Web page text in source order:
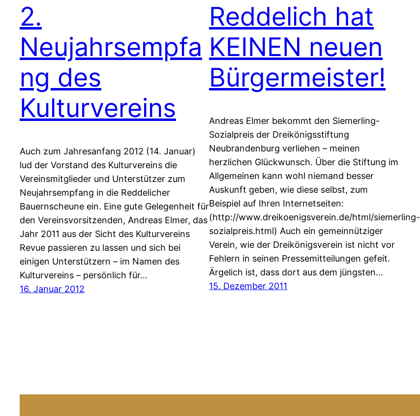
2.
Neujahrsempfa
ng des
Kulturvereins
Auch zum Jahresanfang 2012 (14. Januar)
lud der Vorstand des Kulturvereins die
Vereinsmitglieder und Unterstützer zum
Neujahrsempfang in die Reddelicher
Bauernscheune ein. Eine gute Gelegenheit für
den Vereinsvorsitzenden, Andreas Elmer, das
Jahr 2011 aus der Sicht des Kulturvereins
Revue passieren zu lassen und sich bei
einigen Unterstützern – im Namen des
Kulturvereins – persönlich für…
16. Januar 2012
Reddelich hat
KEINEN neuen
Bürgermeister!
Andreas Elmer bekommt den Siemerling-
Sozialpreis der Dreikönigsstiftung
Neubrandenburg verliehen – meinen
herzlichen Glückwunsch. Über die Stiftung im
Allgemeinen kann wohl niemand besser
Auskunft geben, wie diese selbst, zum
Beispiel auf Ihren Internetseiten:
(http://www.dreikoenigsverein.de/html/siemerling-
sozialpreis.html) Auch ein gemeinnütziger
Verein, wie der Dreikönigsverein ist nicht vor
Fehlern in seinen Pressemitteilungen gefeit.
Ärgelich ist, dass dort aus dem jüngsten…
15. Dezember 2011